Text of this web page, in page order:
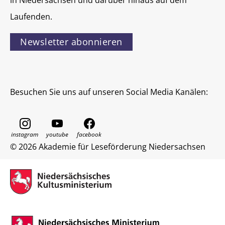
Laufenden.
Newsletter abonnieren
Besuchen Sie uns auf unseren Social Media Kanälen:
© 2026 Akademie für Leseförderung Niedersachsen